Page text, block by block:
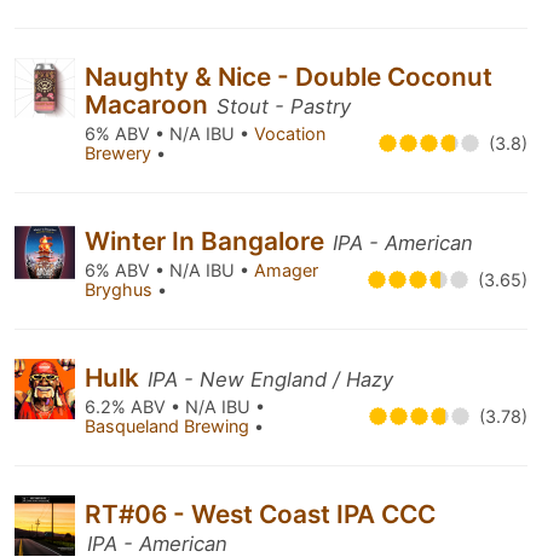
Naughty & Nice - Double Coconut
Macaroon Stout - Pastry
6% ABV • N/A IBU • Vocation
Brewery • (3.8)
Winter In Bangalore IPA - American
6% ABV • N/A IBU • Amager
Bryghus • (3.65)
Hulk IPA - New England / Hazy
6.2% ABV • N/A IBU •
Basqueland Brewing • (3.78)
RT#06 - West Coast IPA CCC
IPA - American